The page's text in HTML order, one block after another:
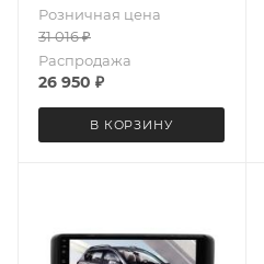
Розничная цена
31 016₽
Распродажа
26 950 ₽
В КОРЗИНУ